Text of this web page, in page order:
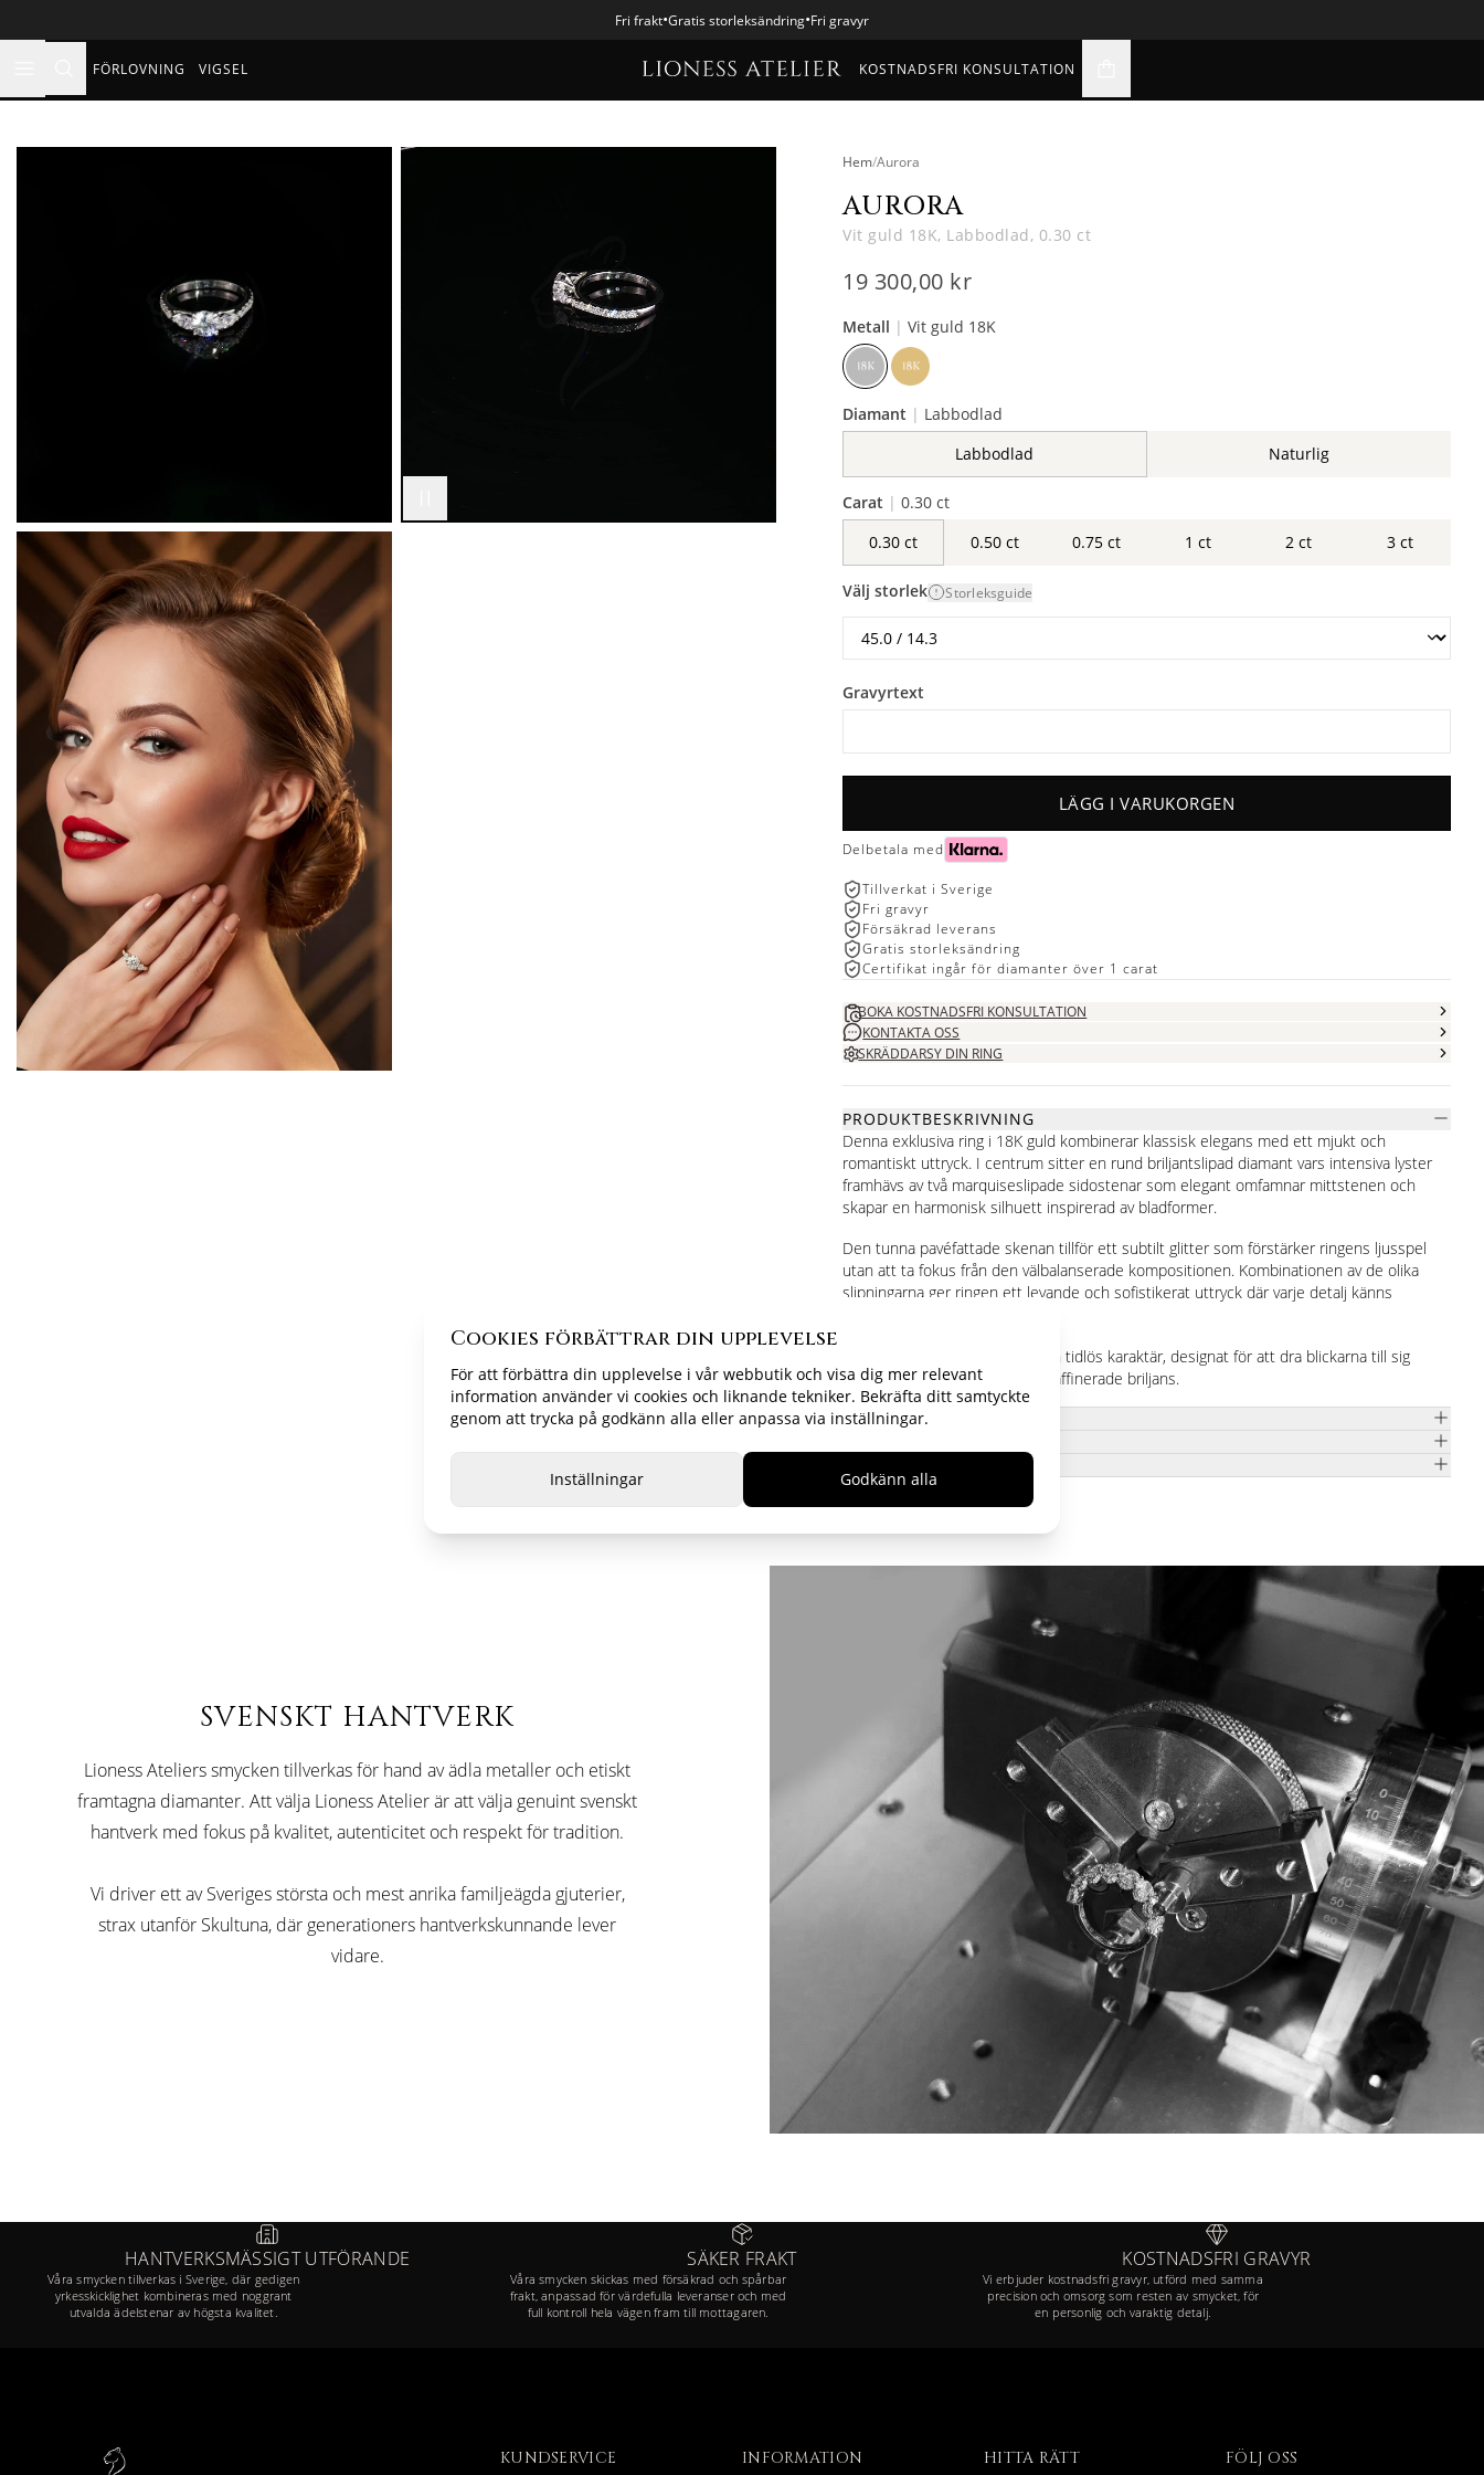
Cookies förbättrar din upplevelse
För att förbättra din upplevelse i vår webbutik och visa dig mer relevant
information använder vi cookies och liknande tekniker. Bekräfta ditt samtyckte
genom att trycka på godkänn alla eller anpassa via inställningar.
Inställningar Godkänn alla
Fri frakt•Gratis storleksändring•Fri gravyr
FÖRLOVNING VIGSEL KOSTNADSFRI KONSULTATION
Hem/Aurora
AURORA
Vit guld 18K, Labbodlad, 0.30 ct
19 300,00 kr
Metall |Vit guld 18K
Diamant | Labbodlad
Labbodlad
Naturlig
Carat |0.30 ct
0.30 ct
0.50 ct 0.75 ct 1 ct 2 ct 3 ct
Välj storlek Storleksguide
Gravyrtext
LÄGG I VARUKORGEN
Delbetala med
Tillverkat i Sverige
Fri gravyr
Försäkrad leverans
Gratis storleksändring
Certifikat ingår för diamanter över 1 carat
BOKA KOSTNADSFRI KONSULTATION
KONTAKTA OSS
SKRÄDDARSY DIN RING
PRODUKTBESKRIVNING
Denna exklusiva ring i 18K guld kombinerar klassisk elegans med ett mjukt och
romantiskt uttryck. I centrum sitter en rund briljantslipad diamant vars intensiva lyster
framhävs av två marquiseslipade sidostenar som elegant omfamnar mittstenen och
skapar en harmonisk silhuett inspirerad av bladformer.
Den tunna pavéfattade skenan tillför ett subtilt glitter som förstärker ringens ljusspel
utan att ta fokus från den välbalanserade kompositionen. Kombinationen av de olika
slipningarna ger ringen ett levande och sofistikerat uttryck där varje detalj känns
Ett smycke med en feminin och tidlös karaktär, designat för att dra blickarna till sig
genom sin eleganta form och raffinerade briljans.
SPECIFIKA DETALJER
SVENSKT HANTVERK
Lioness Ateliers smycken tillverkas för hand av ädla metaller och etiskt
framtagna diamanter. Att välja Lioness Atelier är att välja genuint svenskt
hantverk med fokus på kvalitet, autenticitet och respekt för tradition.
Vi driver ett av Sveriges största och mest anrika familjeägda gjuterier,
strax utanför Skultuna, där generationers hantverkskunnande lever
vidare.
HANTVERKSMÄSSIGT UTFÖRANDE
Våra smycken tillverkas i Sverige, där gedigen
yrkesskicklighet kombineras med noggrant
utvalda ädelstenar av högsta kvalitet.
SÄKER FRAKT
Våra smycken skickas med försäkrad och spårbar
frakt, anpassad för värdefulla leveranser och med
full kontroll hela vägen fram till mottagaren.
KOSTNADSFRI GRAVYR
Vi erbjuder kostnadsfri gravyr, utförd med samma
precision och omsorg som resten av smycket, för
en personlig och varaktig detalj.
KUNDSERVICE INFORMATION HITTA RÄTT FÖLJ OSS